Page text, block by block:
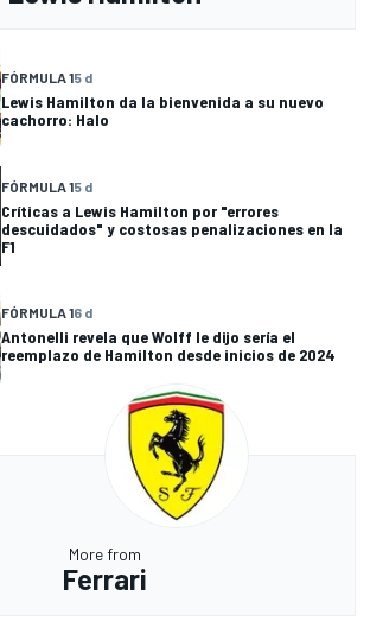
FÓRMULA 15 d
Lewis Hamilton da la bienvenida a su nuevo
cachorro: Halo
FÓRMULA 15 d
Críticas a Lewis Hamilton por "errores
descuidados" y costosas penalizaciones en la
F1
FÓRMULA 16 d
Antonelli revela que Wolff le dijo sería el
reemplazo de Hamilton desde inicios de 2024
More from
Ferrari